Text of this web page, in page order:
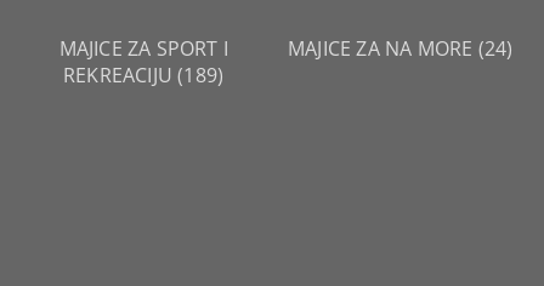
MAJICE ZA SPORT I
REKREACIJU(189)
MAJICE ZA NA MORE (24)